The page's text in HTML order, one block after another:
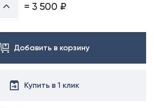
свяжитесь
= 3 500 ₽
Добавить в корзину
Купить в 1 клик